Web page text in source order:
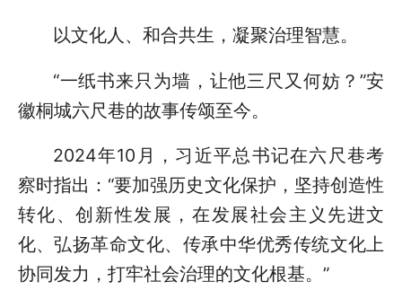
以文化人、和合共生，凝聚治理智慧。
“一纸书来只为墙，让他三尺又何妨？”安
徽桐城六尺巷的故事传颂至今。
2024年10月，习近平总书记在六尺巷考
察时指出：“要加强历史文化保护，坚持创造性
转化、创新性发展，在发展社会主义先进文
化、弘扬革命文化、传承中华优秀传统文化上
协同发力，打牢社会治理的文化根基。”